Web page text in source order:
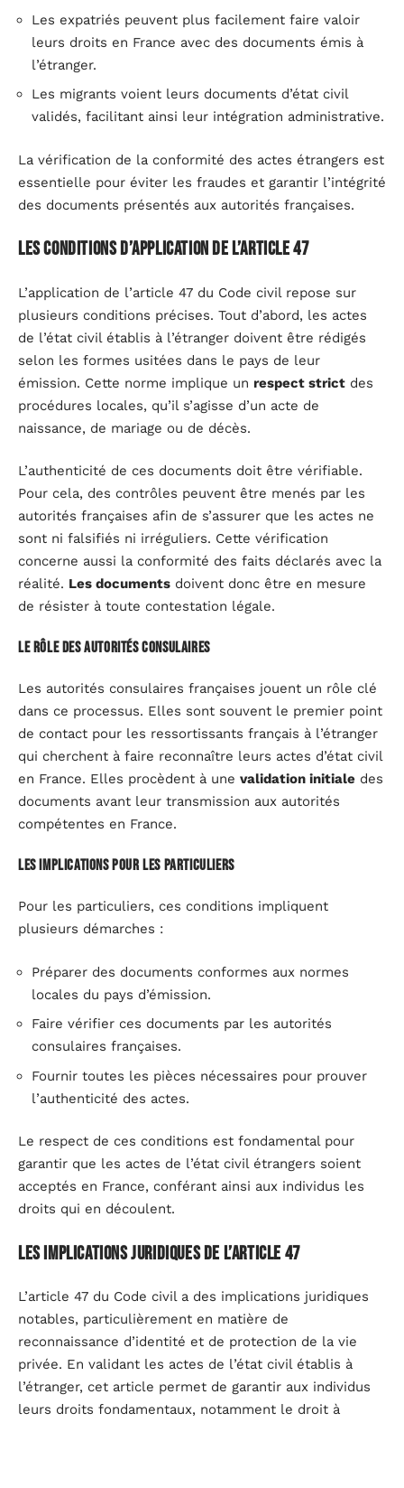
Les expatriés peuvent plus facilement faire valoir
leurs droits en France avec des documents émis à
l’étranger.
Les migrants voient leurs documents d’état civil
validés, facilitant ainsi leur intégration administrative.
La vérification de la conformité des actes étrangers est
essentielle pour éviter les fraudes et garantir l’intégrité
des documents présentés aux autorités françaises.
Les conditions d’application de l’article 47
L’application de l’article 47 du Code civil repose sur
plusieurs conditions précises. Tout d’abord, les actes
de l’état civil établis à l’étranger doivent être rédigés
selon les formes usitées dans le pays de leur
émission. Cette norme implique un respect strict des
procédures locales, qu’il s’agisse d’un acte de
naissance, de mariage ou de décès.
L’authenticité de ces documents doit être vérifiable.
Pour cela, des contrôles peuvent être menés par les
autorités françaises afin de s’assurer que les actes ne
sont ni falsifiés ni irréguliers. Cette vérification
concerne aussi la conformité des faits déclarés avec la
réalité. Les documents doivent donc être en mesure
de résister à toute contestation légale.
Le rôle des autorités consulaires
Les autorités consulaires françaises jouent un rôle clé
dans ce processus. Elles sont souvent le premier point
de contact pour les ressortissants français à l’étranger
qui cherchent à faire reconnaître leurs actes d’état civil
en France. Elles procèdent à une validation initiale des
documents avant leur transmission aux autorités
compétentes en France.
Les implications pour les particuliers
Pour les particuliers, ces conditions impliquent
plusieurs démarches :
Préparer des documents conformes aux normes
locales du pays d’émission.
Faire vérifier ces documents par les autorités
consulaires françaises.
Fournir toutes les pièces nécessaires pour prouver
l’authenticité des actes.
Le respect de ces conditions est fondamental pour
garantir que les actes de l’état civil étrangers soient
acceptés en France, conférant ainsi aux individus les
droits qui en découlent.
Les implications juridiques de l’article 47
L’article 47 du Code civil a des implications juridiques
notables, particulièrement en matière de
reconnaissance d’identité et de protection de la vie
privée. En validant les actes de l’état civil établis à
l’étranger, cet article permet de garantir aux individus
leurs droits fondamentaux, notamment le droit à